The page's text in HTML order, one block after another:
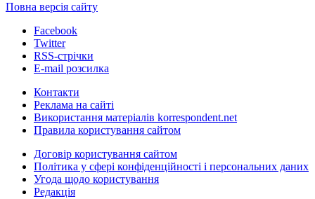
Повна версія сайту
Facebook
Twitter
RSS-стрічки
E-mail розсилка
Контакти
Реклама на сайті
Використання матеріалів korrespondent.net
Правила користування сайтом
Договір користування сайтом
Політика у сфері конфіденційності і персональних даних
Угода щодо користування
Редакція